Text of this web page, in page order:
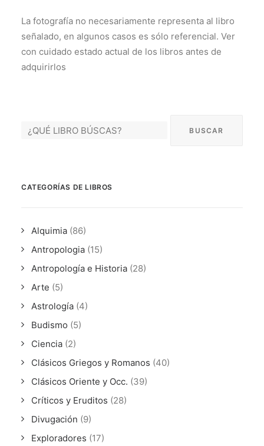
La fotografía no necesariamente representa al libro
señalado, en algunos casos es sólo referencial. Ver
con cuidado estado actual de los libros antes de
adquirirlos
CATEGORÍAS DE LIBROS
Alquimia (86)
Antropologia (15)
Antropología e Historia (28)
Arte (5)
Astrología (4)
Budismo (5)
Ciencia (2)
Clásicos Griegos y Romanos (40)
Clásicos Oriente y Occ. (39)
Críticos y Eruditos (28)
Divugación (9)
Exploradores (17)